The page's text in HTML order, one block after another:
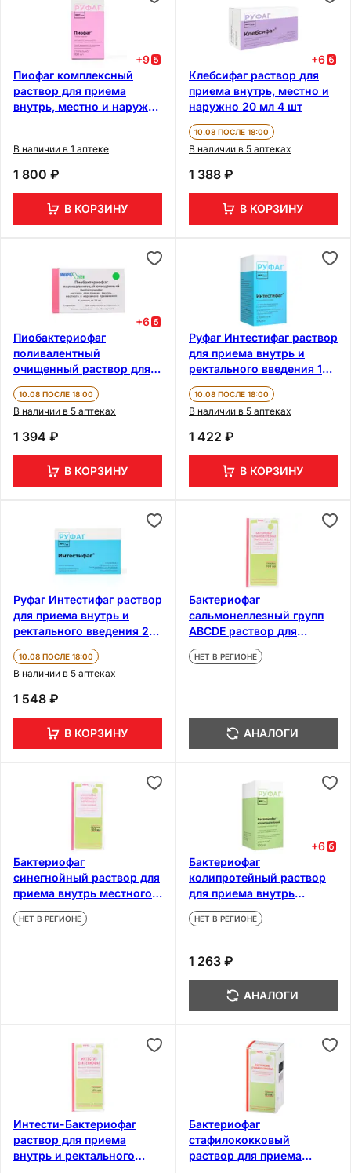
+9
Пиофаг комплексный
раствор для приема
внутрь, местно и наружно
В наличии в 1 аптеке
1 800 ₽
В КОРЗИНУ
+6
Клебсифаг раствор для
приема внутрь, местно и
наружно 20 мл 4 шт
10.08 ПОСЛЕ 18:00
В наличии в 5 аптеках
1 388 ₽
В КОРЗИНУ
+6
Пиобактериофаг
поливалентный
очищенный раствор для
приема внутрь, местно и
наружно 20 мл 4 шт
10.08 ПОСЛЕ 18:00
В наличии в 5 аптеках
1 394 ₽
В КОРЗИНУ
Руфаг Интестифаг раствор
для приема внутрь и
ректального введения 100
мл
10.08 ПОСЛЕ 18:00
В наличии в 5 аптеках
1 422 ₽
В КОРЗИНУ
Руфаг Интестифаг раствор
для приема внутрь и
ректального введения 20
мл 4 шт
10.08 ПОСЛЕ 18:00
В наличии в 5 аптеках
1 548 ₽
В КОРЗИНУ
Бактериофаг
сальмонеллезный групп
ABCDE раствор для
приема внутрь и
ректального применения
НЕТ В РЕГИОНЕ
АНАЛОГИ
Бактериофаг
синегнойный раствор для
приема внутрь местного и
наружного применения
100 мл
НЕТ В РЕГИОНЕ
+6
Бактериофаг
колипротейный раствор
для приема внутрь
местного и наружного
применения 100 мл
НЕТ В РЕГИОНЕ
1 263 ₽
АНАЛОГИ
Интести-Бактериофаг
раствор для приема
внутрь и ректального
Бактериофаг
стафилококковый
раствор для приема